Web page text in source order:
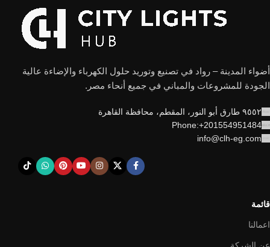
أضواء المدينة – رواد في تصنيع وتوريد حلول الكهرباء والإضاءة عالية
الجودة للمشروعات والمباني في جميع أنحاء مصر.
٩٥٥٢ طارق أبو النور، المقطم، محافظة القاهرة
Phone:+201554951484
info@clh-eg.com
قائمة
اعمالنا
عن الشركة